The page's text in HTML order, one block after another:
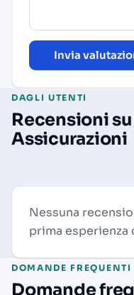
Invia
DAGLI UTENTI
Recensioni
Assicurazioni
Nessuna
prima esperienza
DOMANDE FREQUENTI
Domande